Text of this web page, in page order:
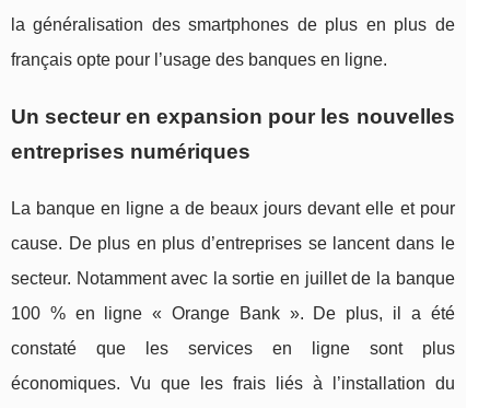
la généralisation des smartphones de plus en plus de
français opte pour l’usage des banques en ligne.
Un secteur en expansion pour les nouvelles
entreprises numériques
La banque en ligne a de beaux jours devant elle et pour
cause. De plus en plus d’entreprises se lancent dans le
secteur. Notamment avec la sortie en juillet de la banque
100 % en ligne « Orange Bank ». De plus, il a été
constaté que les services en ligne sont plus
économiques. Vu que les frais liés à l’installation du